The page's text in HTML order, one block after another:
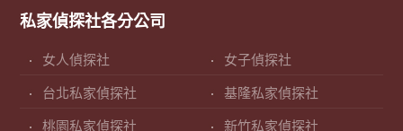
私家偵探社各分公司
女人偵探社 女子偵探社
台北私家偵探社 基隆私家偵探社
桃園私家偵探社 新竹私家偵探社